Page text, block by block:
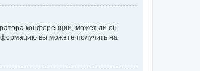
конференции, может ли он
вы можете получить на